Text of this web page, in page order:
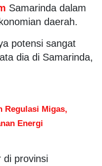
Samarinda dalam
daerah.
potensi sangat
dia di Samarinda,
Regulasi Migas,
Energi
di provinsi